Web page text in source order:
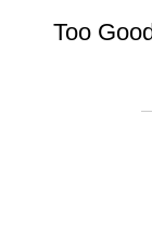
Too